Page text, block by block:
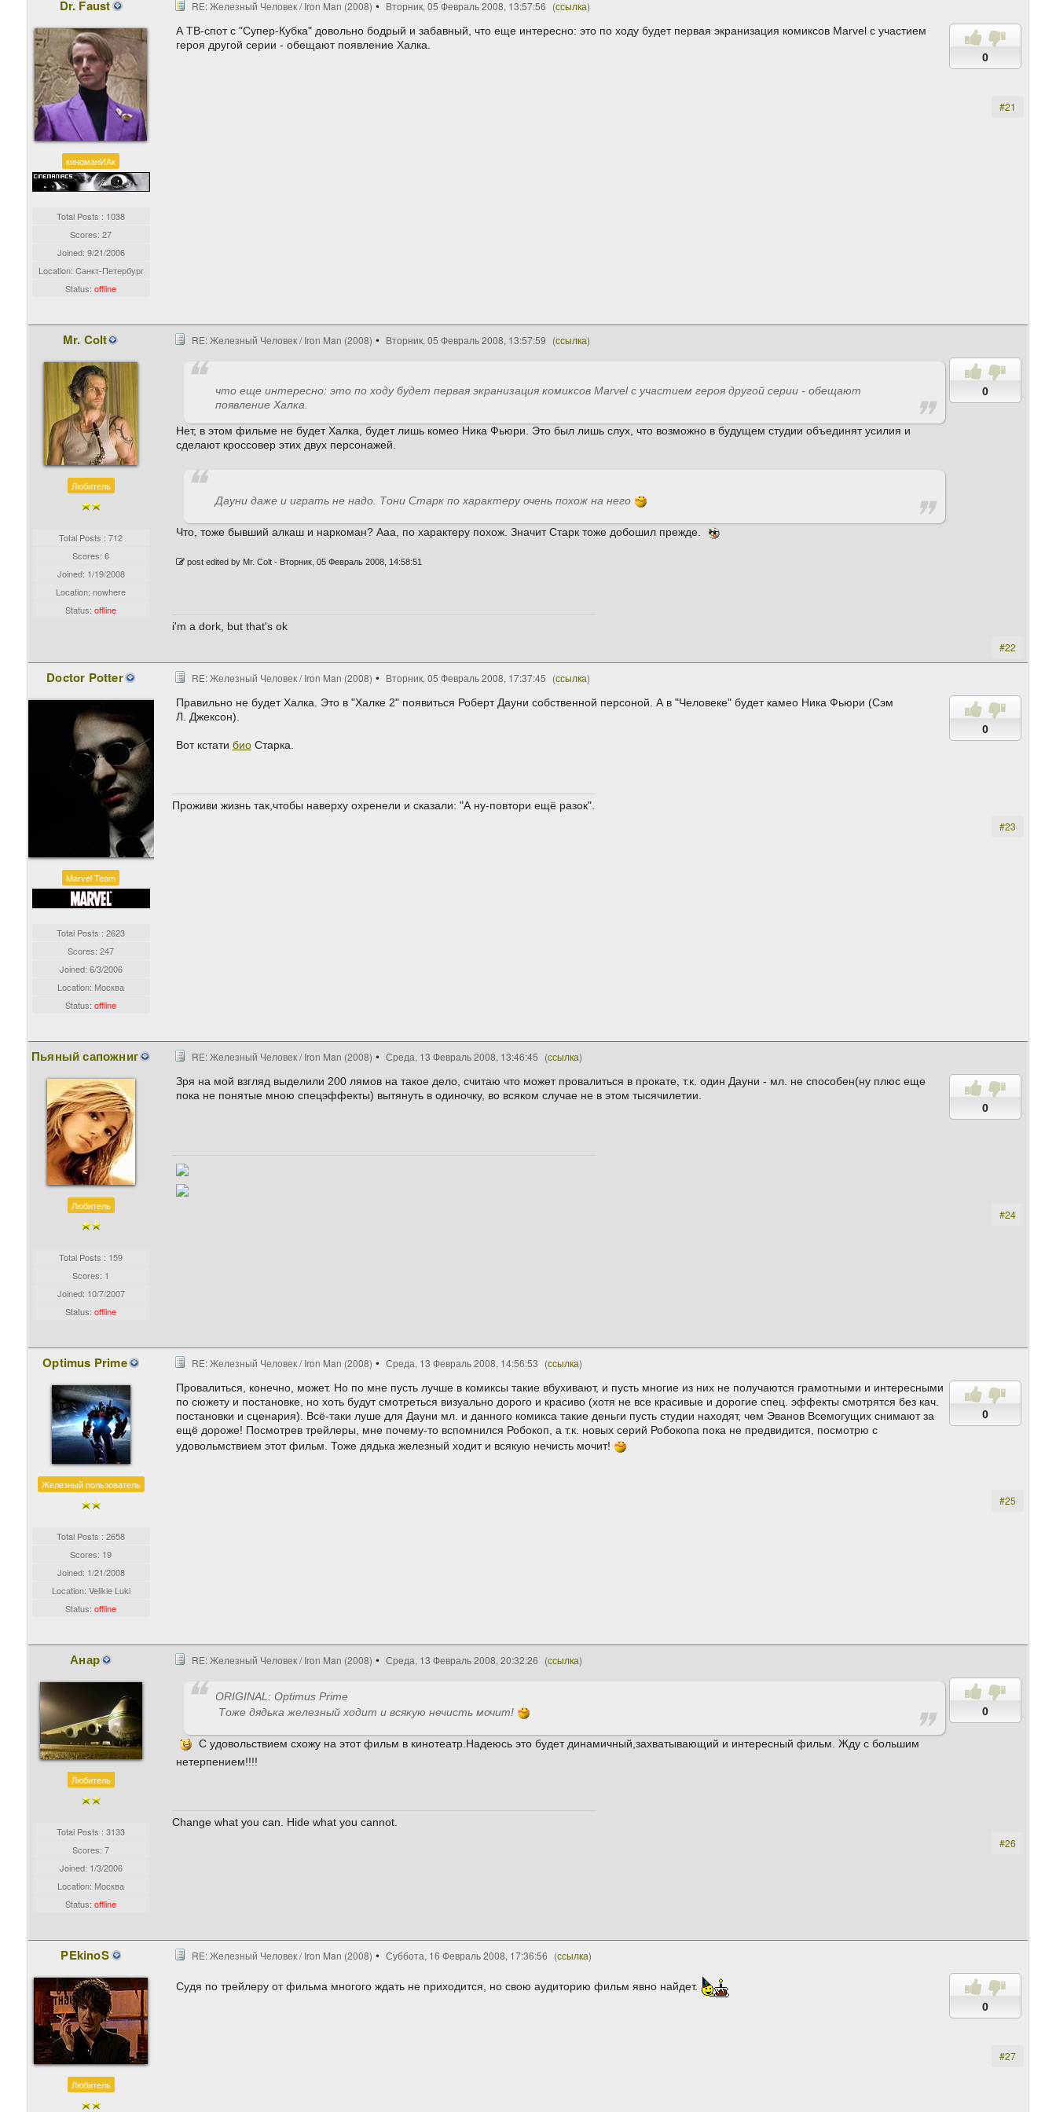
Dr. Faust
киноманИАк
Total Posts : 1038
Scores: 27
Joined: 9/21/2006
Location: Cанкт-Петербург
Status:offline
RE: Железный Человек / Iron Man (2008) Вторник, 05 Февраль 2008, 13:57:56 (ссылка)
0
А ТВ-спот с "Супер-Кубка" довольно бодрый и забавный, что еще интересно: это по ходу будет первая экранизация комиксов Marvel с участием
героя другой серии - обещают появление Халка.
#21
Mr. Colt
Любитель
Total Posts : 712
Scores: 6
Joined: 1/19/2008
Location: nowhere
Status:offline
RE: Железный Человек / Iron Man (2008) Вторник, 05 Февраль 2008, 13:57:59 (ссылка)
0
что еще интересно: это по ходу будет первая экранизация комиксов Marvel с участием героя другой серии - обещают
появление Халка.
Нет, в этом фильме не будет Халка, будет лишь комео Ника Фьюри. Это был лишь слух, что возможно в будущем студии объединят усилия и
сделают кроссовер этих двух персонажей.
Дауни даже и играть не надо. Тони Старк по характеру очень похож на него
Что, тоже бывший алкаш и наркоман? Ааа, по характеру похож. Значит Старк тоже добошил прежде.
post edited by Mr. Colt - Вторник, 05 Февраль 2008, 14:58:51
i'm a dork, but that's ok
#22
Doctor Potter
Marvel Team
Total Posts : 2623
Scores: 247
Joined: 6/3/2006
Location: Москва
Status:offline
RE: Железный Человек / Iron Man (2008) Вторник, 05 Февраль 2008, 17:37:45 (ссылка)
0
Правильно не будет Халка. Это в "Халке 2" появиться Роберт Дауни собственной персоной. А в "Человеке" будет камео Ника Фьюри (Сэм
Л. Джексон).
Вот кстати биоСтарка.
Проживи жизнь так,чтобы наверху охренели и сказали: "А ну-повтори ещё разок".
#23
Пьяный сапожниг
Любитель
Total Posts : 159
Scores: 1
Joined: 10/7/2007
Status:offline
RE: Железный Человек / Iron Man (2008) Среда, 13 Февраль 2008, 13:46:45 (ссылка)
0
Зря на мой взгляд выделили 200 лямов на такое дело, считаю что может провалиться в прокате, т.к. один Дауни - мл. не способен(ну плюс еще
пока не понятые мною спецэффекты) вытянуть в одиночку, во всяком случае не в этом тысячилетии.
#24
Optimus Prime
Железный пользователь
Total Posts : 2658
Scores: 19
Joined: 1/21/2008
Location: Velikie Luki
Status:offline
RE: Железный Человек / Iron Man (2008) Среда, 13 Февраль 2008, 14:56:53 (ссылка)
0
Провалиться, конечно, может. Но по мне пусть лучше в комиксы такие вбухивают, и пусть многие из них не получаются грамотными и интересными
по сюжету и постановке, но хоть будут смотреться визуально дорого и красиво (хотя не все красивые и дорогие спец. эффекты смотрятся без кач.
постановки и сценария). Всё-таки луше для Дауни мл. и данного комикса такие деньги пусть студии находят, чем Эванов Всемогущих снимают за
ещё дороже! Посмотрев трейлеры, мне почему-то вспомнился Робокоп, а т.к. новых серий Робокопа пока не предвидится, посмотрю с
удовольмствием этот фильм. Тоже дядька железный ходит и всякую нечисть мочит!
#25
Анар
Любитель
Total Posts : 3133
Scores: 7
Joined: 1/3/2006
Location: Москва
Status:offline
RE: Железный Человек / Iron Man (2008) Среда, 13 Февраль 2008, 20:32:26 (ссылка)
0
ORIGINAL: Optimus Prime
Тоже дядька железный ходит и всякую нечисть мочит!
С удовольствием схожу на этот фильм в кинотеатр.Надеюсь это будет динамичный,захватывающий и интересный фильм. Жду с большим
нетерпением!!!!
Change what you can. Hide what you cannot.
#26
PEkinoS
Любитель
RE: Железный Человек / Iron Man (2008) Суббота, 16 Февраль 2008, 17:36:56 (ссылка)
0
Судя по трейлеру от фильма многого ждать не приходится, но свою аудиторию фильм явно найдет.
#27